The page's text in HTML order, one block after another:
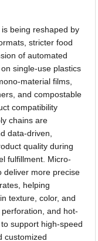
being reshaped by
stricter food
of automated
single-use plastics
material films,
and compostable
compatibility
chains are
data-driven,
quality during
fulfillment. Micro-
deliver more precise
helping
texture, color, and
and hot-
support high-speed
customized